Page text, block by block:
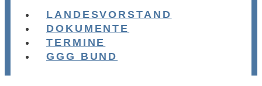
LANDESVORSTAND
DOKUMENTE
TERMINE
GGG BUND